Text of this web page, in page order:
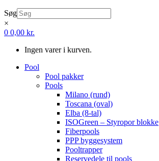
Søg
×
0 0,00 kr.
Ingen varer i kurven.
Pool
Pool pakker
Pools
Milano (rund)
Toscana (oval)
Elba (8-tal)
ISOGreen – Styropor blokke
Fiberpools
PPP byggesystem
Pooltrapper
Reservedele til pools